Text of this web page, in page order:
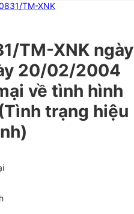
TM-XNK
TM-XNK ngày
20/02/2004
về tình hình
trạng hiệu